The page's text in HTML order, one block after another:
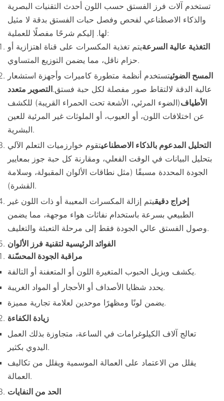
تستخدم آلات فرز الفستق حسب اللون أحدث التقنيات البصرية
والذكاء الاصطناعي لفحص وفصل حبات الفستق بدقة لا مثيل
لها. إليكم شرحًا مفصلًا للعملية:
التغذية عالية السرعةيتم تغذية المكسرات على قناة اهتزازية أو
حزام ناقل، مما يضمن التوزيع المتساوي.
المسح الضوئيتستخدم أنظمة متطورة كاميرات وأجهزة استشعار
عالية الدقة لالتقاط صور مفصلة لكل حبة فستق.التصوير متعدد
الأطياف(الضوء المرئي، الأشعة تحت الحمراء القريبة) للكشف
عن اختلافات اللون، أو العيوب، أو الملوثات غير المرئية للعين
البشرية.
التحليل المدعوم بالذكاء الاصطناعيتقوم خوارزميات التعلم الآلي
بتحليل البيانات في الوقت الفعلي، ومقارنة كل حبة جوز بمعايير
الجودة المحددة مسبقًا (مثل نطاقات الألوان المقبولة، وسلامة
القشرة).
إخراج دقيقيتم إزالة المكسرات المعيبة أو ذات اللون غير
الطبيعي بسرعة باستخدام نفاثات هواء موجهة، مما يضمن
وصول الفستق عالي الجودة فقط إلى مرحلة التعبئة والتغليف.
الفوائد الرئيسية لتقنية فرز الألوان
مراقبة الجودة المحسّنة
يكشف ويزيل الحبوب المتغيرة اللون أو المتعفنة أو التالفة.
يحدد شظايا الأصداف أو الأحجار أو المواد الغريبة.
يضمن لونًا ومظهرًا موحدين لعلامة تجارية مميزة.
زيادة الكفاءة
تعالج آلاف الكيلوغرامات في الساعة، متجاوزة بذلك العمل
اليدوي بكثير.
يقلل من الاعتماد على العمالة الموسمية ويقلل من تكاليف
العمالة.
الحد من النفايات